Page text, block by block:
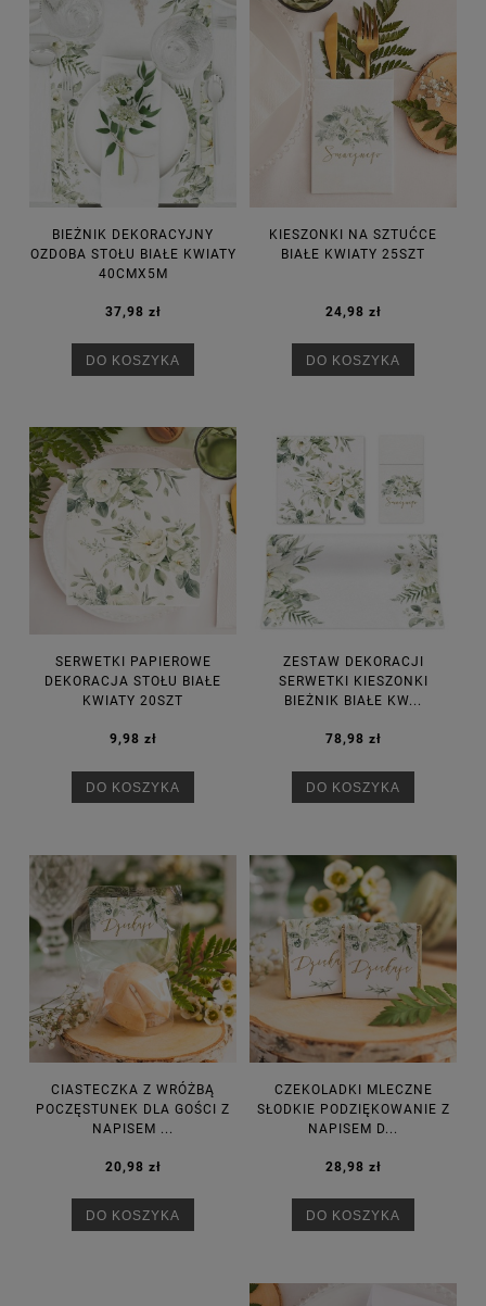
BIEŻNIK DEKORACYJNY
OZDOBA STOŁU BIAŁE KWIATY
40CMX5M
37,98 zł
DO KOSZYKA
KIESZONKI NA SZTUĆCE
BIAŁE KWIATY 25SZT
24,98 zł
DO KOSZYKA
SERWETKI PAPIEROWE
DEKORACJA STOŁU BIAŁE
KWIATY 20SZT
9,98 zł
DO KOSZYKA
ZESTAW DEKORACJI
SERWETKI KIESZONKI
BIEŻNIK BIAŁE KW...
78,98 zł
DO KOSZYKA
CIASTECZKA Z WRÓŻBĄ
POCZĘSTUNEK DLA GOŚCI Z
NAPISEM ...
20,98 zł
DO KOSZYKA
CZEKOLADKI MLECZNE
SŁODKIE PODZIĘKOWANIE Z
NAPISEM D...
28,98 zł
DO KOSZYKA